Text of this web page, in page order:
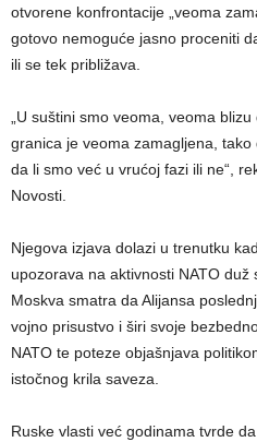
otvorene konfrontacije „veoma
gotovo nemoguće jasno proceniti
ili se tek približava.
„U suštini smo veoma, veoma
granica je veoma zamagljena,
da li smo već u vrućoj fazi ili ne“,
Novosti.
Njegova izjava dolazi u trenutku
upozorava na aktivnosti NATO duž
Moskva smatra da Alijansa
vojno prisustvo i širi svoje
NATO te poteze objašnjava
istočnog krila saveza.
Ruske vlasti već godinama tvrde